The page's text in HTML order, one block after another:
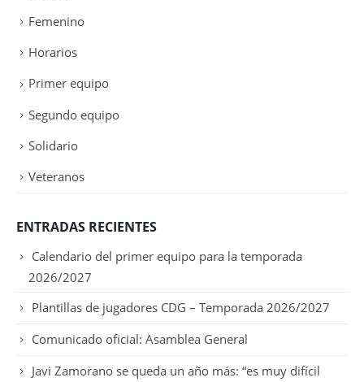
Femenino
Horarios
Primer equipo
Segundo equipo
Solidario
Veteranos
ENTRADAS RECIENTES
Calendario del primer equipo para la temporada
2026/2027
Plantillas de jugadores CDG – Temporada 2026/2027
Comunicado oficial: Asamblea General
Javi Zamorano se queda un año más: “es muy difícil